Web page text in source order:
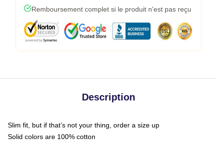
Remboursement complet si le produit n'est pas reçu
Description
Slim fit, but if that’s not your thing, order a size up
Solid colors are 100% cotton